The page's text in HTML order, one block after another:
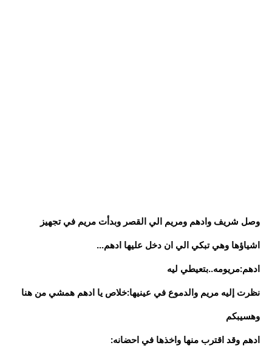
وصل شريف وادهم ومريم الي القصر وبدأت مريم في تجهيز
اشياؤها وهي تبكي الي ان دخل عليها ادهم...
ادهم:مريومه..بتعيطي ليه
نظرت إليه مريم والدموع في عينيها:خلاص يا ادهم همشي من هنا
وهسيبكم
ادهم وقد اقترب منها واخذها في احضانه: